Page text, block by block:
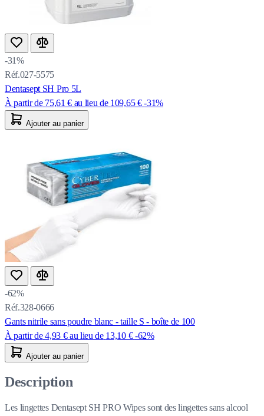
-31%
Réf.027-5575
Dentasept SH Pro 5L
À partir de 75,61 € au lieu de 109,65 € -31%
Ajouter au panier
-62%
Réf.328-0666
Gants nitrile sans poudre blanc - taille S - boîte de 100
À partir de 4,93 € au lieu de 13,10 € -62%
Ajouter au panier
Description
Les lingettes Dentasept SH PRO Wipes sont des lingettes sans alcool